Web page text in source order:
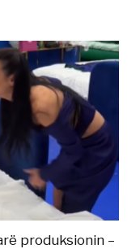
produksionin –